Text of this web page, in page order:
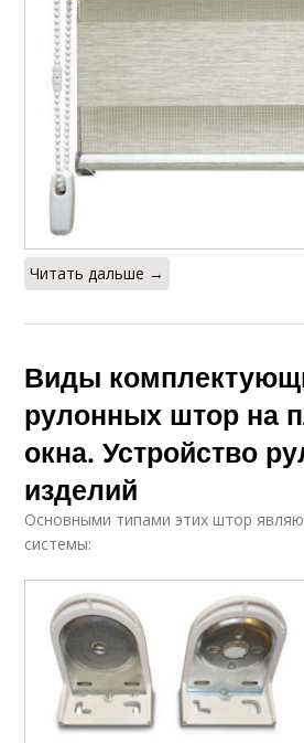
Читать дальше →
Виды
рулонных штор на
окна. Устройство
изделий
Основными типами этих штор
системы: